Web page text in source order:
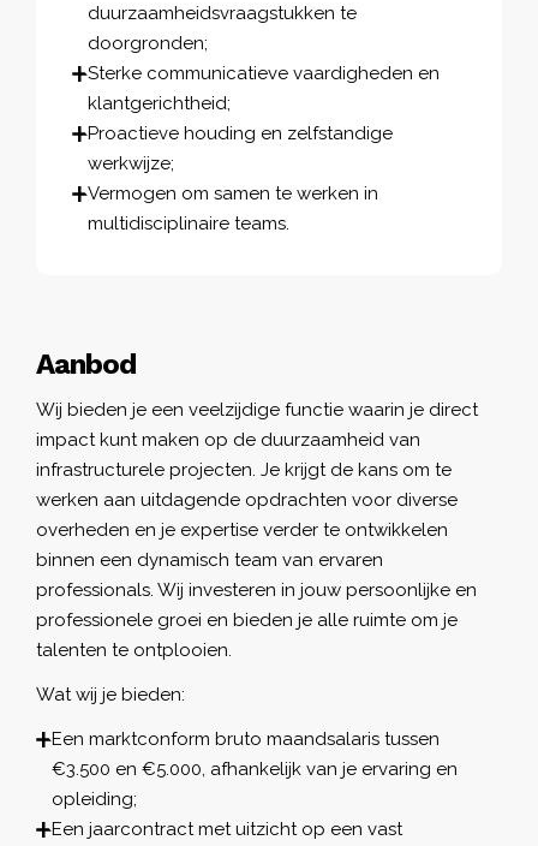
Aanbod
Wij bieden je een veelzijdige functie waarin je direct
impact kunt maken op de duurzaamheid van
infrastructurele projecten. Je krijgt de kans om te
werken aan uitdagende opdrachten voor diverse
overheden en je expertise verder te ontwikkelen
binnen een dynamisch team van ervaren
professionals. Wij investeren in jouw persoonlijke en
professionele groei en bieden je alle ruimte om je
talenten te ontplooien.
Wat wij je bieden:
Een marktconform bruto maandsalaris tussen
€3.500 en €5.000, afhankelijk van je ervaring en
opleiding;
Een jaarcontract met uitzicht op een vast
duurzaamheidsvraagstukken te
doorgronden;
Sterke communicatieve vaardigheden en
klantgerichtheid;
Proactieve houding en zelfstandige
werkwijze;
Vermogen om samen te werken in
multidisciplinaire teams.